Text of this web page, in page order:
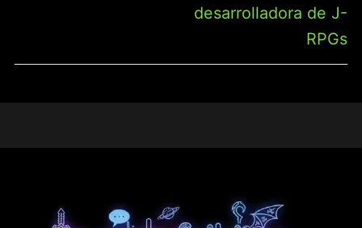
desarrolladora de J-
RPGs